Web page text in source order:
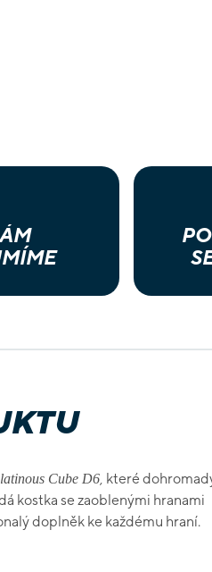
Cube D6, které
kostka se zaoblenými hranami
doplněk ke každému hraní.